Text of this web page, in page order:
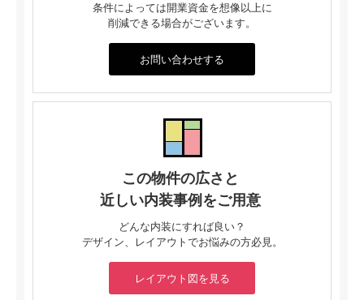
条件によっては開業資金を想像以上に
削減できる場合がございます。
お問い合わせする
この物件の広さと
近しい内装事例をご用意
どんな内装にすれば良い？
デザイン、レイアウトでお悩みの方必見。
レイアウト図を見る